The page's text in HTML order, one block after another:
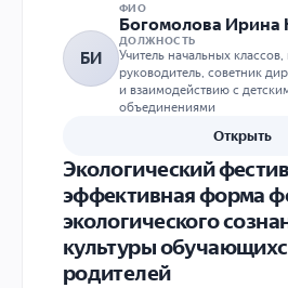
БИ
ФИО
Богомолова Ирина
ДОЛЖНОСТЬ
Учитель начальных
руководитель, советник
и взаимодействию с
объединениями
Открыть
Экологический
эффективная форма
экологического
культуры
родителей